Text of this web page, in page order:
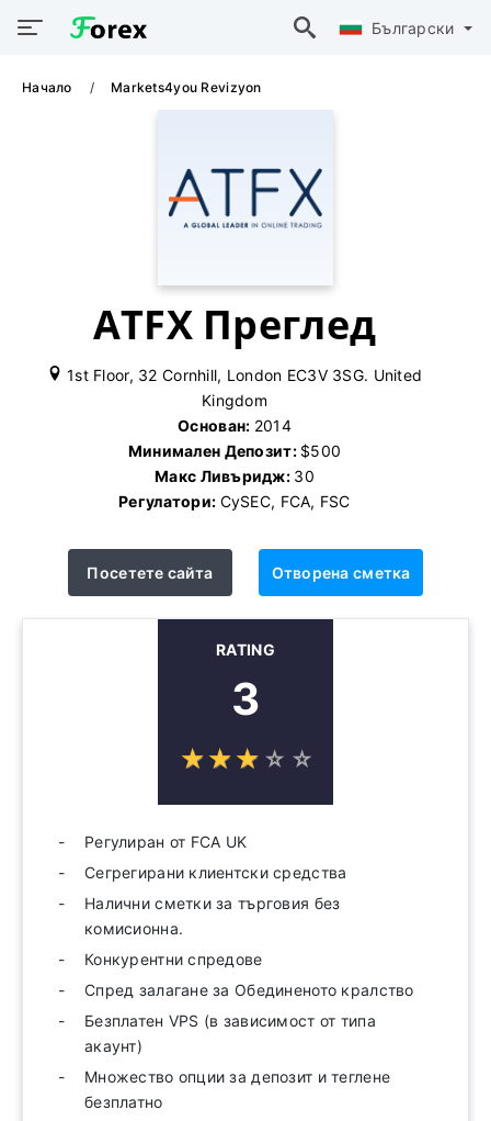
Български
Начало Markets4you Revizyon
ATFX Преглед
1st Floor, 32 Cornhill, London EC3V 3SG. United
Kingdom
Основан: 2014
Минимален Депозит: $500
Макс Ливъридж: 30
Регулатори: CySEC, FCA, FSC
Посетете сайта Отворена сметка
RATING
3
☆☆☆ ☆ ☆
★★★ ★ ★
Регулиран от FCA UK
Сегрегирани клиентски средства
Налични сметки за търговия без
комисионна.
Конкурентни спредове
Спред залагане за Обединеното кралство
Безплатен VPS (в зависимост от типа
акаунт)
Множество опции за депозит и теглене
безплатно